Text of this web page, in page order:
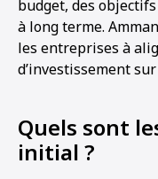
budget, des
à long terme.
les entreprises à
d’investissement
Quels sont
initial ?